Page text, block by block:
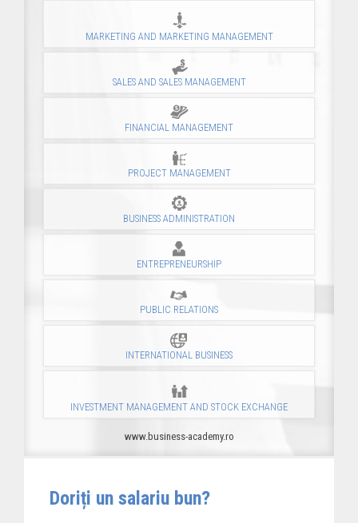
MARKETING AND MARKETING MANAGEMENT
SALES AND SALES MANAGEMENT
FINANCIAL MANAGEMENT
PROJECT MANAGEMENT
BUSINESS ADMINISTRATION
ENTREPRENEURSHIP
PUBLIC RELATIONS
INTERNATIONAL BUSINESS
INVESTMENT MANAGEMENT AND STOCK EXCHANGE
www.business-academy.ro
Doriți un salariu bun?